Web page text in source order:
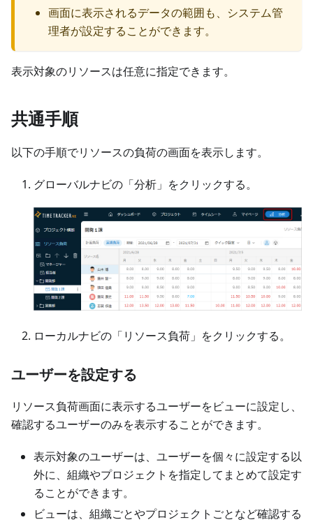
画面に表示されるデータの範囲も、システム管
理者が設定することができます。
表示対象のリソースは任意に指定できます。
共通手順
以下の手順でリソースの負荷の画面を表示します。
グローバルナビの「分析」をクリックする。
ローカルナビの「リソース負荷」をクリックする。
ユーザーを設定する
リソース負荷画面に表示するユーザーをビューに設定し、
確認するユーザーのみを表示することができます。
表示対象のユーザーは、ユーザーを個々に設定する以
外に、組織やプロジェクトを指定してまとめて設定す
ることができます。
ビューは、組織ごとやプロジェクトごとなど確認する